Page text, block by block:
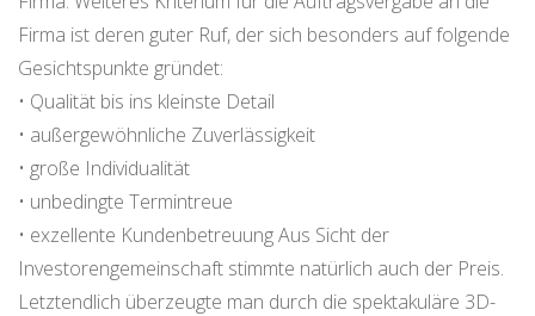
Firma ist deren guter Ruf, der sich besonders auf folgende
Gesichtspunkte gründet:
• Qualität bis ins kleinste Detail
• außergewöhnliche Zuverlässigkeit
• große Individualität
• unbedingte Termintreue
• exzellente Kundenbetreuung Aus Sicht der
Investorengemeinschaft stimmte natürlich auch der Preis.
Letztendlich überzeugte man durch die spektakuläre 3D-